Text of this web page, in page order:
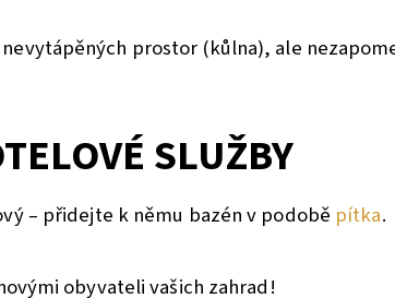
prostor (kůlna), ale
SLUŽBY
– přidejte k němu bazén v podobě pítka.
obyvateli vašich zahrad!